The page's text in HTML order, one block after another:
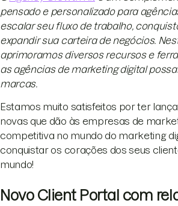
pensado e personalizado para
escalar seu fluxo de trabalho,
expandir sua carteira de negócios.
aprimoramos diversos recursos e
as agências de marketing digital
marcas.
Estamos muito satisfeitos por ter
novas que dão às empresas de
competitiva no mundo do marketing
conquistar os corações dos seus
mundo!
Novo Client Portal com